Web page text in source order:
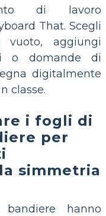
di lavoro
That. Scegli
aggiungi
o domande di
digitalmente
classe.
i fogli di
per
simmetria
hanno